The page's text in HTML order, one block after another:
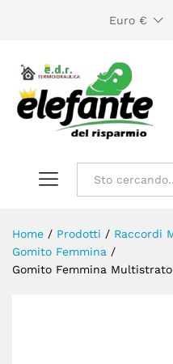
Euro €
Home / Prodotti / Raccordi
Gomito Femmina /
Gomito Femmina Multistrato